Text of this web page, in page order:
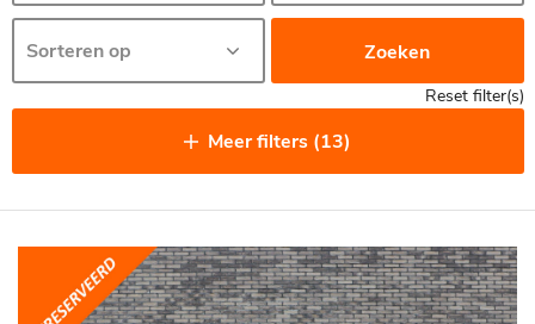
Zoeken
Reset filter(s)
Meer filters (13)